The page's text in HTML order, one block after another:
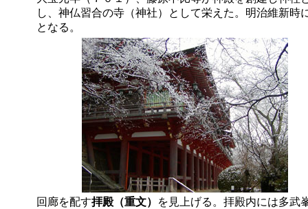
し、神仏習合の寺（神社）として栄えた。明治維新時
となる。
回廊を配す拝殿（重文）
を見上げる。拝殿内には多武